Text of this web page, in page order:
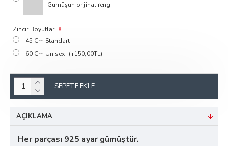
Gümüşün orijinal rengi
Zincir Boyutları
45 Cm Standart
60 Cm Unisex (+150,00TL)
SEPETE EKLE
AÇIKLAMA
Her parçası 925 ayar gümüştür.